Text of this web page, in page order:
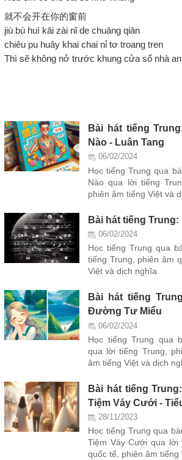
就不会开在你的窗前
jiù bù huì kāi zài nǐ de chuāng qiān
chiêu pu huây khai chai nỉ tơ troang tren
Thì sẽ không nở trước khung cửa sổ nhà
Bài hát tiếng
Nào - Luân Tang
06/02/2024
Học tiếng Trung qua
Nào qua lời tiếng
phiên âm tiếng Việt và
Bài hát tiếng Trung:
06/02/2024
Học tiếng Trung qua
tiếng Trung, phiên âm
Việt và dịch nghĩa
Bài hát tiếng
Đường Tư Miểu
06/02/2024
Học tiếng Trung qua
qua lời tiếng Trung,
âm tiếng Việt và dịch
Bài hát tiếng
Tiệm Váy Cưới -
28/11/2023
Học tiếng Trung qua
Tiệm Váy Cưới qua lời
quốc tế, phiên âm